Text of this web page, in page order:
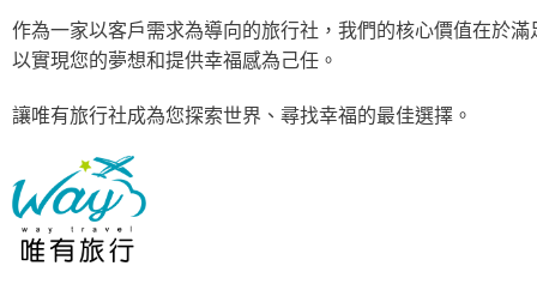
作為一家以客戶需求為導向的旅行社，我們的核心價值在於
以實現您的夢想和提供幸福感為己任。
讓唯有旅行社成為您探索世界、尋找幸福的最佳選擇。